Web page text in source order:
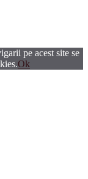
pe acest site se
Ok